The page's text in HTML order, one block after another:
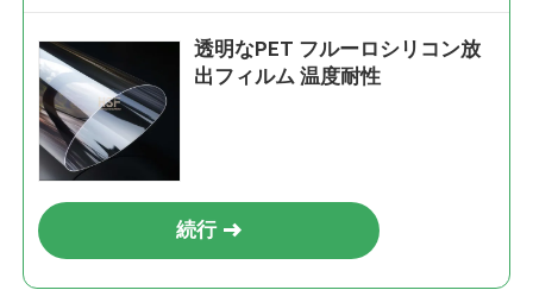
透明なPET フルーロシリコン放
出フィルム 温度耐性
続行